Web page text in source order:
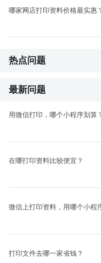
哪家网店打印资料价格最实惠
热点问题
最新问题
用微信打印，哪个小程序划算
在哪打印资料比较便宜？
微信上打印资料，用哪个小程
打印文件去哪一家省钱？